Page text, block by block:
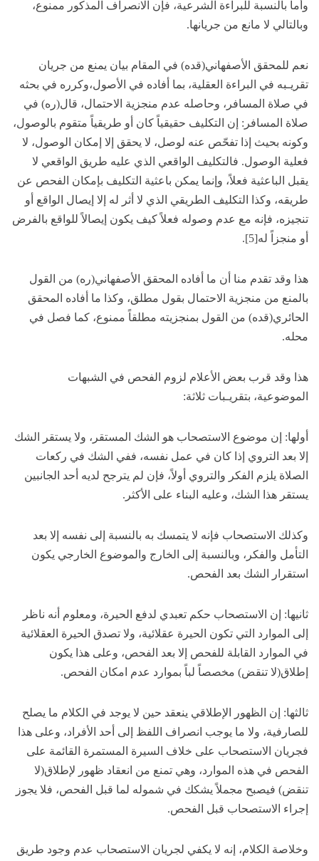
وأما بالنسبة للبراءة الشرعية، فإن الانصراف المذكور ممنوع،
وبالتالي لا مانع من جريانها.
نعم للمحقق الأصفهاني(قده) في المقام بيان يمنع من جريان
تقريـبه في البراءة العقلية، بما أفاده في الأصول،وكرره في بحثه
في صلاة المسافر، وحاصله عدم منجزية الاحتمال، قال(ره) في
صلاة المسافر: إن التكليف حقيقياً كان أو طريقياً متقوم بالوصول،
وكونه بحيث إذا تفحّص عنه لوصل، لا يحقق إلا إمكان الوصول، لا
فعلية الوصول. فالتكليف الواقعي الذي عليه طريق الواقعي لا
يقبل الباعثية فعلاً، وإنما يمكن باعثية التكليف بإمكان الفحص عن
طريقه، وكذا التكليف الطريقي الذي لا أثر له إلا إيصال الواقع أو
تنجيزه، فإنه مع عدم وصوله فعلاً كيف يكون إيصالاً للواقع بالفرض
أو منجزاً له[5].
هذا وقد تقدم منا أن ما أفاده المحقق الأصفهاني(ره) من القول
بالمنع من منجزية الاحتمال بقول مطلق، وكذا ما أفاده المحقق
الحائري(قده) من القول بمنجزيته مطلقاً ممنوع، كما فصل في
محله.
هذا وقد قرب بعض الأعلام لزوم الفحص في الشبهات
الموضوعية، بتقريـبات ثلاثة:
أولها: إن موضوع الاستصحاب هو الشك المستقر، ولا يستقر الشك
إلا بعد التروي إذا كان في عمل نفسه، ففي الشك في ركعات
الصلاة يلزم الفكر والتروي أولاً، فإن لم يترجح لديه أحد الجانبين
يستقر هذا الشك، وعليه البناء على الأكثر.
وكذلك الاستصحاب فإنه لا يتمسك به بالنسبة إلى نفسه إلا بعد
التأمل والفكر، وبالنسبة إلى الخارج والموضوع الخارجي يكون
استقرار الشك بعد الفحص.
ثانيها: إن الاستصحاب حكم تعبدي لدفع الحيرة، ومعلوم أنه ناظر
إلى الموارد التي تكون الحيرة عقلائية، ولا تصدق الحيرة العقلائية
في الموارد القابلة للفحص إلا بعد الفحص، وعلى هذا يكون
إطلاق(لا تنقض) مخصصاً لباً بموارد عدم امكان الفحص.
ثالثها: إن الظهور الإطلاقي ينعقد حين لا يوجد في الكلام ما يصلح
للصارفية، ولا ما يوجب انصراف اللفظ إلى أحد الأفراد، وعلى هذا
فجريان الاستصحاب على خلاف السيرة المستمرة القائمة على
الفحص في هذه الموارد، وهي تمنع من انعقاد ظهور لإطلاق(لا
تنقض) فيصبح مجملاً يشكك في شموله لما قبل الفحص، فلا يجوز
إجراء الاستصحاب قبل الفحص.
وخلاصة الكلام، إنه لا يكفي لجريان الاستصحاب عدم وجود طريق